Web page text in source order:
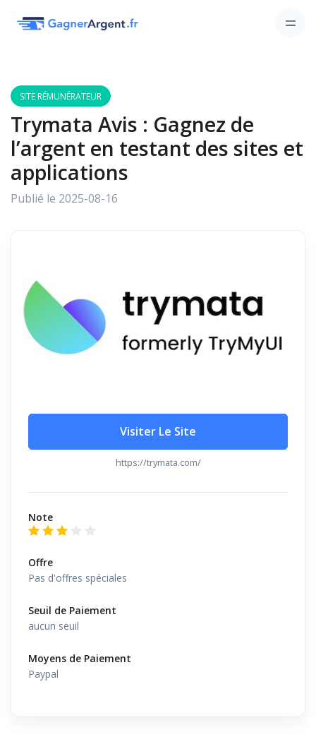
SITE RÉMUNÉRATEUR
Trymata Avis : Gagnez de
l’argent en testant des sites et
applications
Publié le 2025-08-16
Visiter Le Site
https://trymata.com/
Note
Offre
Pas d'offres spéciales
Seuil de Paiement
aucun seuil
Moyens de Paiement
Paypal